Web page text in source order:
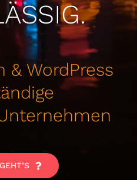
& WordPress